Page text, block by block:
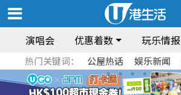
演唱会 优惠着数 玩乐情报
热门关键词： 公屋热话 娱乐新闻